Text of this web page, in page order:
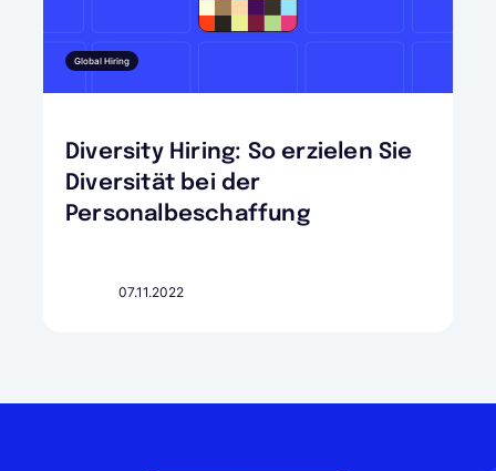
Global Hiring
Diversity Hiring: So erzielen Sie
Diversität bei der
Personalbeschaffung
07.11.2022